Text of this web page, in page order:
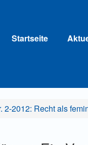
Startseite
2-2012: Recht als